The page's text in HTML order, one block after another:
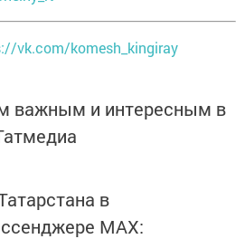
vk.com/komesh_kingiray
важным и интересным в
в
MАХ: